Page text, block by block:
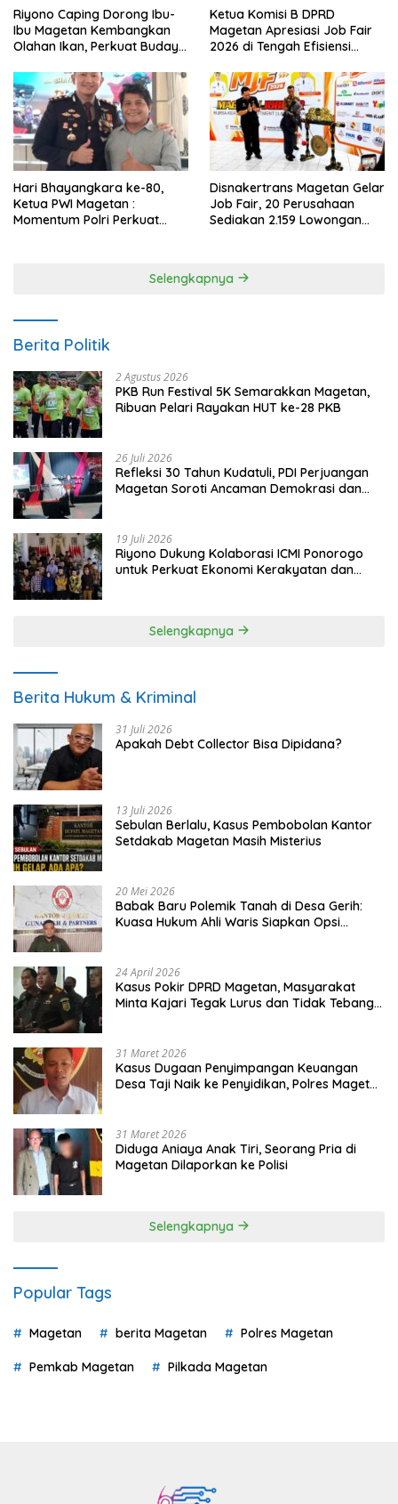
Riyono Caping Dorong Ibu-
Ibu Magetan Kembangkan
Olahan Ikan, Perkuat Budaya
Ketua Komisi B DPRD
Magetan Apresiasi Job Fair
2026 di Tengah Efisiensi
Hari Bhayangkara ke-80,
Ketua PWI Magetan :
Momentum Polri Perkuat
Disnakertrans Magetan Gelar
Job Fair, 20 Perusahaan
Sediakan 2.159 Lowongan
Selengkapnya
Berita Politik
2 Agustus 2026
PKB Run Festival 5K Semarakkan Magetan,
Ribuan Pelari Rayakan HUT ke-28 PKB
26 Juli 2026
Refleksi 30 Tahun Kudatuli, PDI Perjuangan
Magetan Soroti Ancaman Demokrasi dan
19 Juli 2026
Riyono Dukung Kolaborasi ICMI Ponorogo
untuk Perkuat Ekonomi Kerakyatan dan
Selengkapnya
Berita Hukum & Kriminal
31 Juli 2026
Apakah Debt Collector Bisa Dipidana?
13 Juli 2026
Sebulan Berlalu, Kasus Pembobolan Kantor
Setdakab Magetan Masih Misterius
20 Mei 2026
Babak Baru Polemik Tanah di Desa Gerih:
Kuasa Hukum Ahli Waris Siapkan Opsi
24 April 2026
Kasus Pokir DPRD Magetan, Masyarakat
Minta Kajari Tegak Lurus dan Tidak Tebang
31 Maret 2026
Kasus Dugaan Penyimpangan Keuangan
Desa Taji Naik ke Penyidikan, Polres Magetan
31 Maret 2026
Diduga Aniaya Anak Tiri, Seorang Pria di
Magetan Dilaporkan ke Polisi
Selengkapnya
Popular Tags
Magetan berita Magetan Polres Magetan
Pemkab Magetan Pilkada Magetan